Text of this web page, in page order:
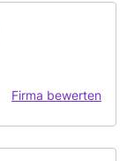
Firma bewerten